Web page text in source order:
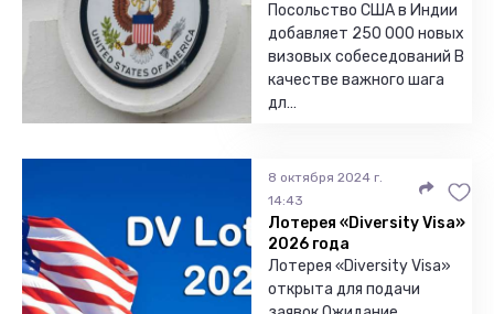
Посольство США в Индии
добавляет 250 000 новых
визовых собеседований В
качестве важного шага
дл…
8 октября 2024 г.
14:43
Лотерея «Diversity Visa»
2026 года
Лотерея «Diversity Visa»
открыта для подачи